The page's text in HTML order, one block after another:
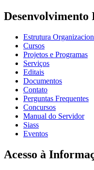
Estrutura
Cursos
Projetos e Programas
Serviços
Editais
Documentos
Contato
Perguntas Frequentes
Concursos
Manual do Servidor
Siass
Eventos
Acesso à